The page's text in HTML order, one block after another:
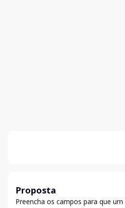
Proposta
Preencha os campos para que